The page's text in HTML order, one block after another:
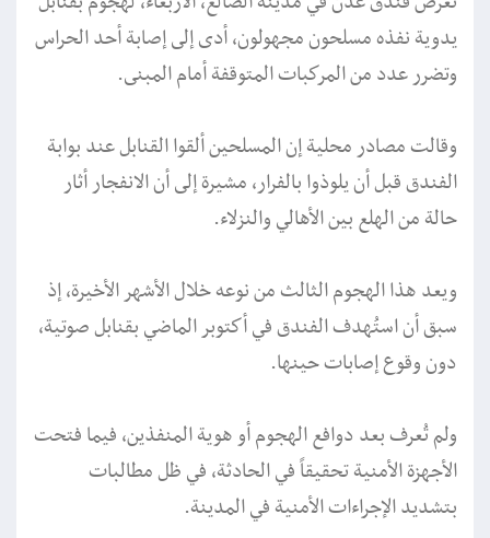
يدوية نفذه مسلحون مجهولون، أدى إلى إصابة أحد الحراس
وتضرر عدد من المركبات المتوقفة أمام المبنى.
وقالت مصادر محلية إن المسلحين ألقوا القنابل عند بوابة
الفندق قبل أن يلوذوا بالفرار، مشيرة إلى أن الانفجار أثار
حالة من الهلع بين الأهالي والنزلاء.
ويعد هذا الهجوم الثالث من نوعه خلال الأشهر الأخيرة، إذ
سبق أن استُهدف الفندق في أكتوبر الماضي بقنابل صوتية،
دون وقوع إصابات حينها.
ولم تُعرف بعد دوافع الهجوم أو هوية المنفذين، فيما فتحت
الأجهزة الأمنية تحقيقاً في الحادثة، في ظل مطالبات
بتشديد الإجراءات الأمنية في المدينة.